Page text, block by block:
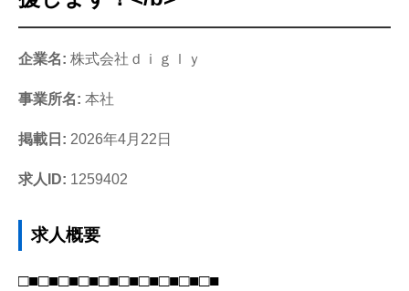
企業名: 株式会社ｄｉｇｌｙ
事業所名: 本社
掲載日: 2026年4月22日
求人ID: 1259402
求人概要
□■□■□■□■□■□■□■□■□■□■